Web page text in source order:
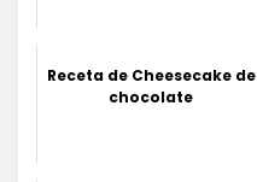
Receta de Cheesecake de
chocolate